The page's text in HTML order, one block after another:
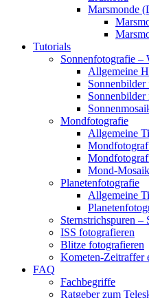
Marsmonde
Tutorials
Sonnenfotografie –
Allgemeine
Sonnenbilder
Mondfotografie
Allgemeine
Mond-
Planetenfotografie
Allgemeine
Sternstrichspuren –
ISS fotografieren
Blitze fotografieren
Kometen-Zeitraffer
FAQ
Fachbegriffe
Ratgeber zum